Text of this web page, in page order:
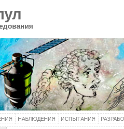
НАБЛЮДЕНИЯ ИСПЫТАНИЯ